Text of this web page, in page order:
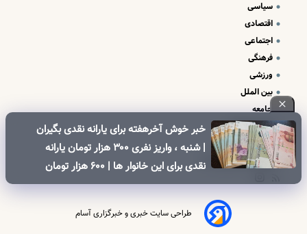
خبر خوش آخرهفته برای یارانه نقدی بگیران
| شنبه ، واریز نفری ۳۰۰ هزار تومان یارانه
نقدی برای این خانوار ها | ۶۰۰ هزار تومان
کالابرگ برای خانوارهای دارای فرزند
سیاسی
اقتصادی
اجتماعی
فرهنگی
ورزشی
بین الملل
جامعه
علم و فناوری
درباره ما
تبلیغات و تماس با ما
طراحی سایت خبری و خبرگزاری آسام